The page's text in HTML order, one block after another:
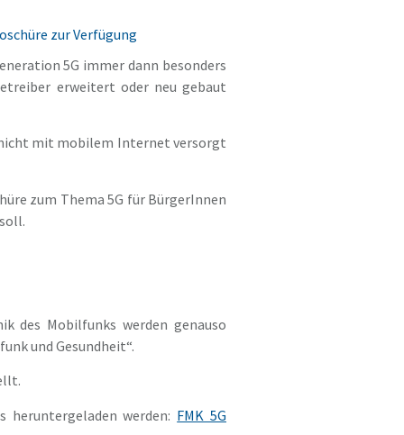
zur Verfügung
5G immer dann besonders
erweitert oder neu gebaut
nicht mit mobilem Internet versorgt
zum Thema 5G für BürgerInnen
des Mobilfunks werden genauso
und Gesundheit“.
heruntergeladen werden: FMK 5G